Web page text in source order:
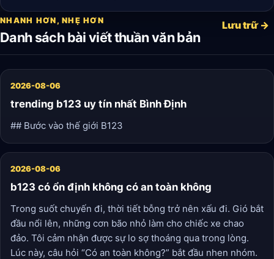
Những chiếc ghế gỗ cổ điển cùng với những chậu cây xanh
mát tạo nên bầu không khí dễ chịu, giúp tâm hồn lắng đọng
hơn. Đây cũng là địa điểm lý tưởng cho những ai thích viết
lách hay đơn giản là ngồi ngắm dòng người trôi qua.
NHANH HƠN, NHẸ HƠN
Danh sách bài viết thuần văn bản
Lưu trữ →
2026-08-06
trending b123 uy tín nhất Bình Định
## Bước vào thế giới B123
2026-08-06
b123 có ổn định không có an toàn không
Trong suốt chuyến đi, thời tiết bỗng trở nên xấu đi. Gió bắt
đầu nổi lên, những cơn bão nhỏ làm cho chiếc xe chao
đảo. Tôi cảm nhận được sự lo sợ thoáng qua trong lòng.
Lúc này, câu hỏi “Có an toàn không?” bắt đầu nhen nhóm.